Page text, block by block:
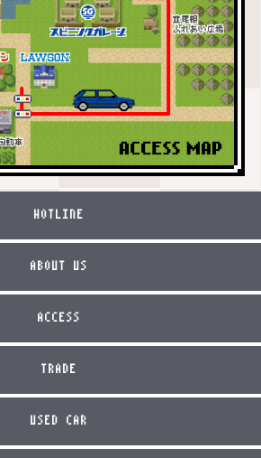
HOTLINE
ABOUT US
ACCESS
TRADE
USED CAR